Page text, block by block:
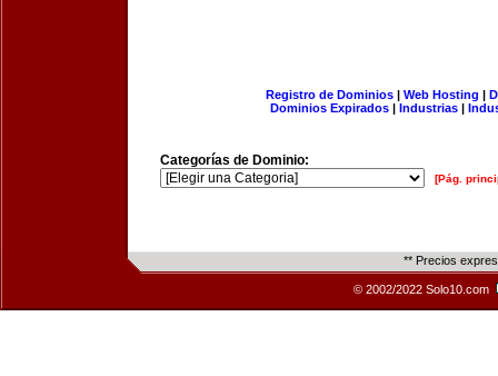
Registro de Dominios| Web Hosting |
Dominios Expirados | Industrias |
Categorías de Dominio:
[Pág.
** Precios
© 2002/2022 Solo10.com